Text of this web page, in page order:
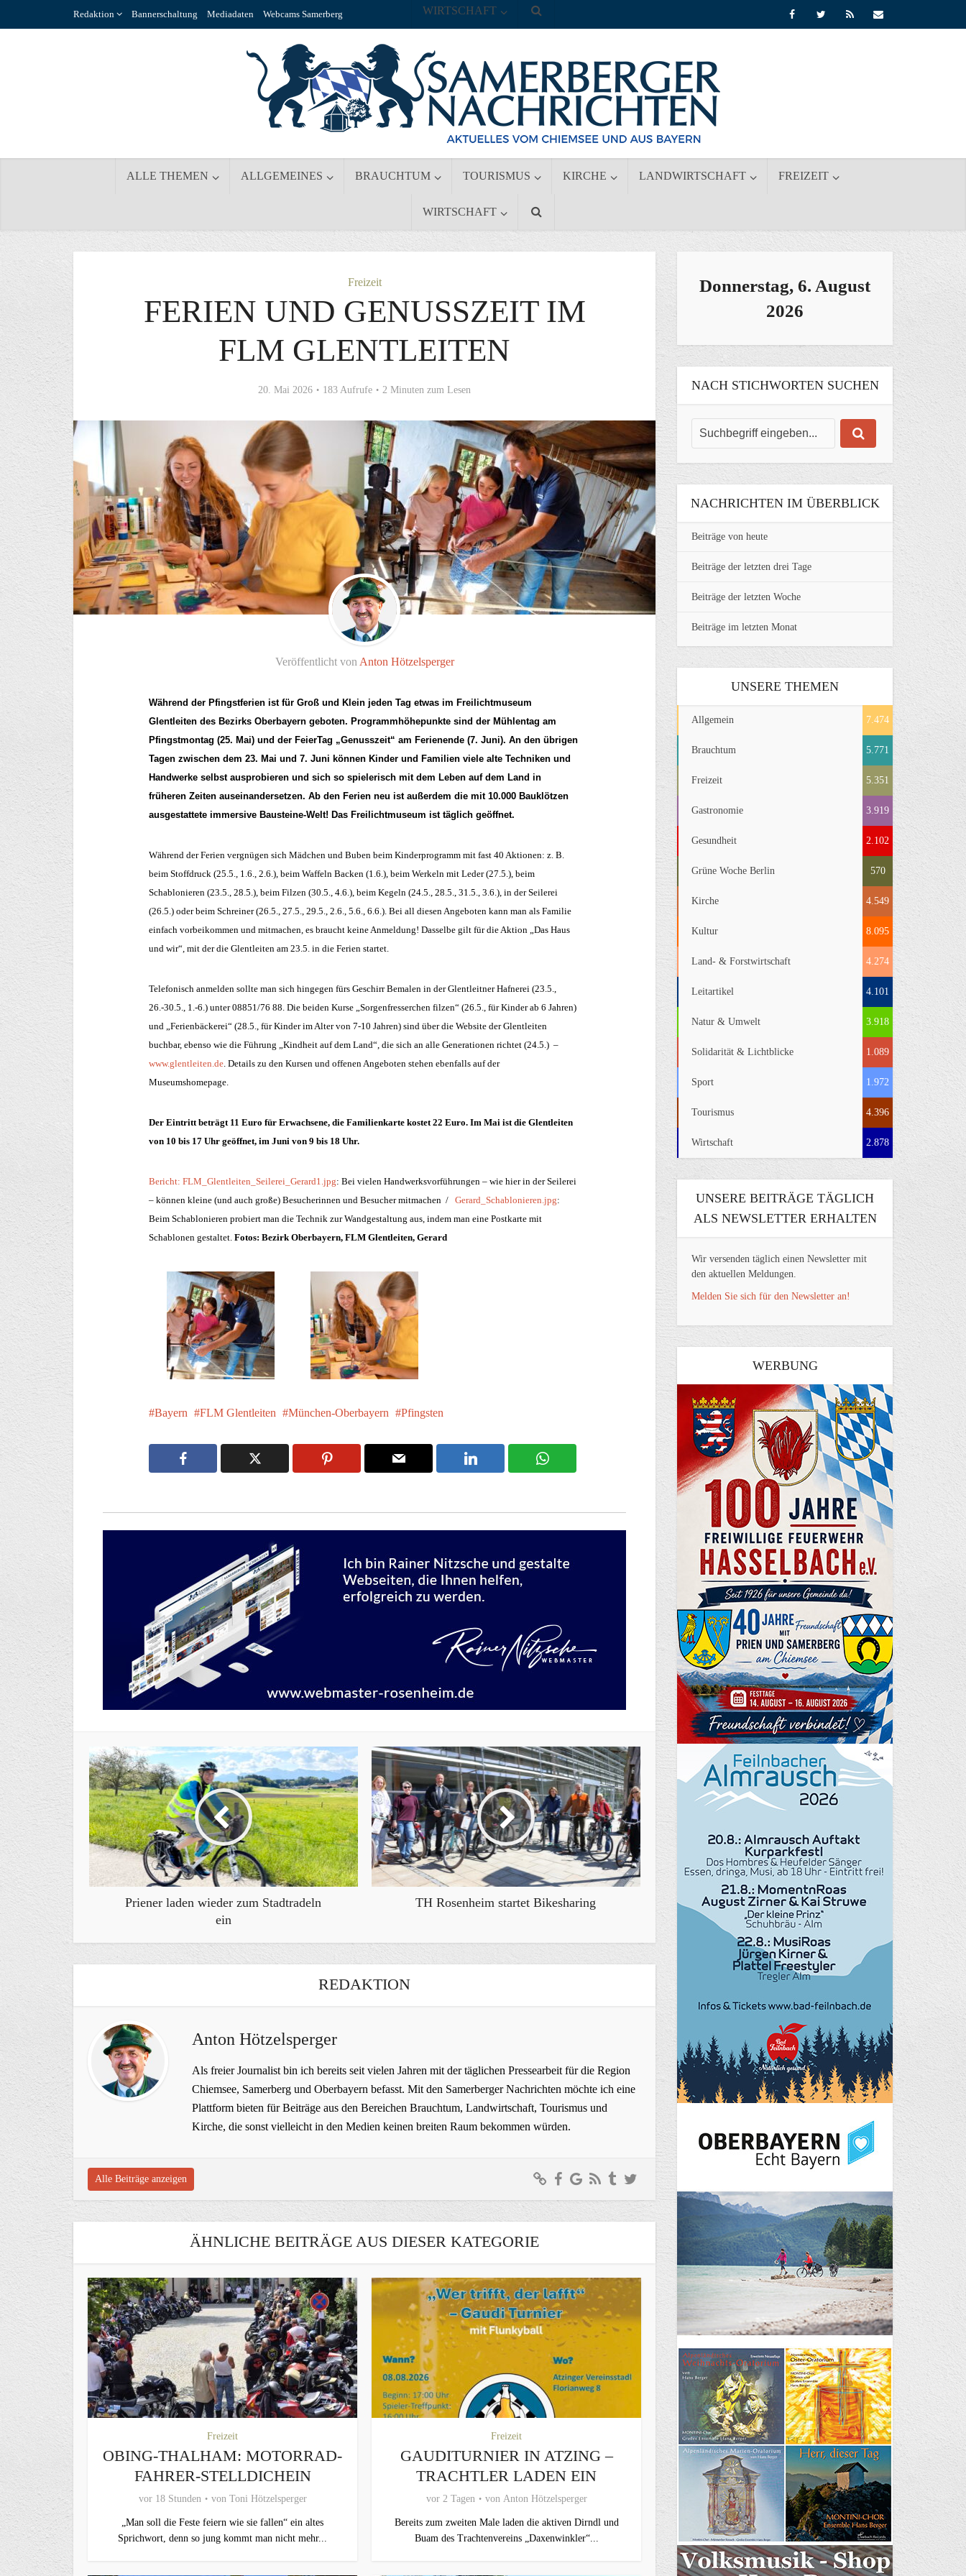
Redaktion Bannerschaltung Mediadaten Webcams Samerberg
ALLE THEMEN ALLGEMEINES BRAUCHTUM TOURISMUS KIRCHE LANDWIRTSCHAFT FREIZEIT
WIRTSCHAFT
WIRTSCHAFT
Freizeit
FERIEN UND GENUSSZEIT IM
FLM GLENTLEITEN
20. Mai 2026 183 Aufrufe 2 Minuten zum Lesen
Veröffentlicht von Anton Hötzelsperger
Während der Pfingstferien ist für Groß und Klein jeden Tag etwas im Freilichtmuseum
Glentleiten des Bezirks Oberbayern geboten. Programmhöhepunkte sind der Mühlentag am
Pfingstmontag (25. Mai) und der FeierTag „Genusszeit“ am Ferienende (7. Juni). An den übrigen
Tagen zwischen dem 23. Mai und 7. Juni können Kinder und Familien viele alte Techniken und
Handwerke selbst ausprobieren und sich so spielerisch mit dem Leben auf dem Land in
früheren Zeiten auseinandersetzen. Ab den Ferien neu ist außerdem die mit 10.000 Bauklötzen
ausgestattete immersive Bausteine-Welt! Das Freilichtmuseum ist täglich geöffnet.
Während der Ferien vergnügen sich Mädchen und Buben beim Kinderprogramm mit fast 40 Aktionen: z. B.
beim Stoffdruck (25.5., 1.6., 2.6.), beim Waffeln Backen (1.6.), beim Werkeln mit Leder (27.5.), beim
Schablonieren (23.5., 28.5.), beim Filzen (30.5., 4.6.), beim Kegeln (24.5., 28.5., 31.5., 3.6.), in der Seilerei
(26.5.) oder beim Schreiner (26.5., 27.5., 29.5., 2.6., 5.6., 6.6.). Bei all diesen Angeboten kann man als Familie
einfach vorbeikommen und mitmachen, es braucht keine Anmeldung! Dasselbe gilt für die Aktion „Das Haus
und wir“, mit der die Glentleiten am 23.5. in die Ferien startet.
Telefonisch anmelden sollte man sich hingegen fürs Geschirr Bemalen in der Glentleitner Hafnerei (23.5.,
26.-30.5., 1.-6.) unter 08851/76 88. Die beiden Kurse „Sorgenfresserchen filzen“ (26.5., für Kinder ab 6 Jahren)
und „Ferienbäckerei“ (28.5., für Kinder im Alter von 7-10 Jahren) sind über die Website der Glentleiten
buchbar, ebenso wie die Führung „Kindheit auf dem Land“, die sich an alle Generationen richtet (24.5.) –
www.glentleiten.de. Details zu den Kursen und offenen Angeboten stehen ebenfalls auf der
Museumshomepage.
Der Eintritt beträgt 11 Euro für Erwachsene, die Familienkarte kostet 22 Euro. Im Mai ist die Glentleiten
von 10 bis 17 Uhr geöffnet, im Juni von 9 bis 18 Uhr.
Bericht: FLM_Glentleiten_Seilerei_Gerard1.jpg: Bei vielen Handwerksvorführungen – wie hier in der Seilerei
– können kleine (und auch große) Besucherinnen und Besucher mitmachen / Gerard_Schablonieren.jpg:
Beim Schablonieren probiert man die Technik zur Wandgestaltung aus, indem man eine Postkarte mit
Schablonen gestaltet. Fotos: Bezirk Oberbayern, FLM Glentleiten, Gerard
Bayern FLM Glentleiten München-Oberbayern Pfingsten
Priener laden wieder zum Stadtradeln
ein
TH Rosenheim startet Bikesharing
REDAKTION
Anton Hötzelsperger
Als freier Journalist bin ich bereits seit vielen Jahren mit der täglichen Pressearbeit für die Region
Chiemsee, Samerberg und Oberbayern befasst. Mit den Samerberger Nachrichten möchte ich eine
Plattform bieten für Beiträge aus den Bereichen Brauchtum, Landwirtschaft, Tourismus und
Kirche, die sonst vielleicht in den Medien keinen breiten Raum bekommen würden.
Alle Beiträge anzeigen
ÄHNLICHE BEITRÄGE AUS DIESER KATEGORIE
Freizeit
OBING-THALHAM: MOTORRAD-
FAHRER-STELLDICHEIN
vor 18 Stunden von Toni Hötzelsperger
„Man soll die Feste feiern wie sie fallen“ ein altes
Sprichwort, denn so jung kommt man nicht mehr...
Freizeit
GAUDITURNIER IN ATZING –
TRACHTLER LADEN EIN
vor 2 Tagen von Anton Hötzelsperger
Bereits zum zweiten Male laden die aktiven Dirndl und
Buam des Trachtenvereins „Daxenwinkler“...
Donnerstag, 6. August
2026
NACH STICHWORTEN SUCHEN
NACHRICHTEN IM ÜBERBLICK
Beiträge von heute
Beiträge der letzten drei Tage
Beiträge der letzten Woche
Beiträge im letzten Monat
UNSERE THEMEN
Allgemein 7.474
Brauchtum 5.771
Freizeit 5.351
Gastronomie 3.919
Gesundheit 2.102
Grüne Woche Berlin 570
Kirche 4.549
Kultur 8.095
Land- & Forstwirtschaft 4.274
Leitartikel 4.101
Natur & Umwelt 3.918
Solidarität & Lichtblicke 1.089
Sport 1.972
Tourismus 4.396
Wirtschaft 2.878
UNSERE BEITRÄGE TÄGLICH
ALS NEWSLETTER ERHALTEN
Wir versenden täglich einen Newsletter mit
den aktuellen Meldungen.
Melden Sie sich für den Newsletter an!
WERBUNG